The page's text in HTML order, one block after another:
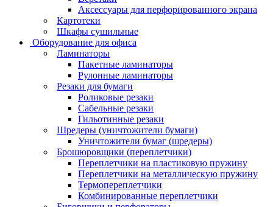
Аксессуары для перфорированного экрана
Картотеки
Шкафы сушильные
Оборудование для офиса
Ламинаторы
Пакетные ламинаторы
Рулонные ламинаторы
Резаки для бумаги
Роликовые резаки
Сабельные резаки
Гильотинные резаки
Шредеры (уничтожители бумаги)
Уничтожители бумаг (шредеры)
Брошюровщики (переплетчики)
Переплетчики на пластиковую пружину
Переплетчики на металлическую пружину
Термопереплетчики
Комбинированные переплетчики